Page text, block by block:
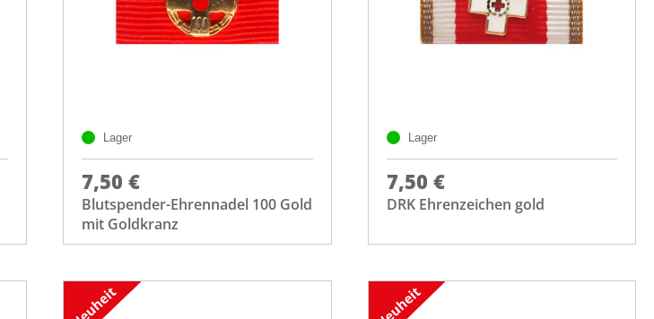
Lager
7,50 €
Blutspender-Ehrennadel 100 Gold
mit Goldkranz
Lager
7,50 €
DRK Ehrenzeichen gold